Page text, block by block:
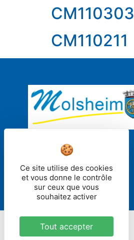
CM110303
CM110211
Ce site utilise des cookies
et vous donne le contrôle
sur ceux que vous
souhaitez activer
Tout accepter